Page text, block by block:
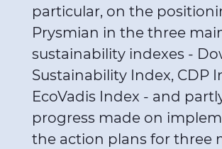
particular, on the
Prysmian in the three
sustainability indexes -
Sustainability Index, CDP
EcoVadis Index - and
progress made on
the action plans for three